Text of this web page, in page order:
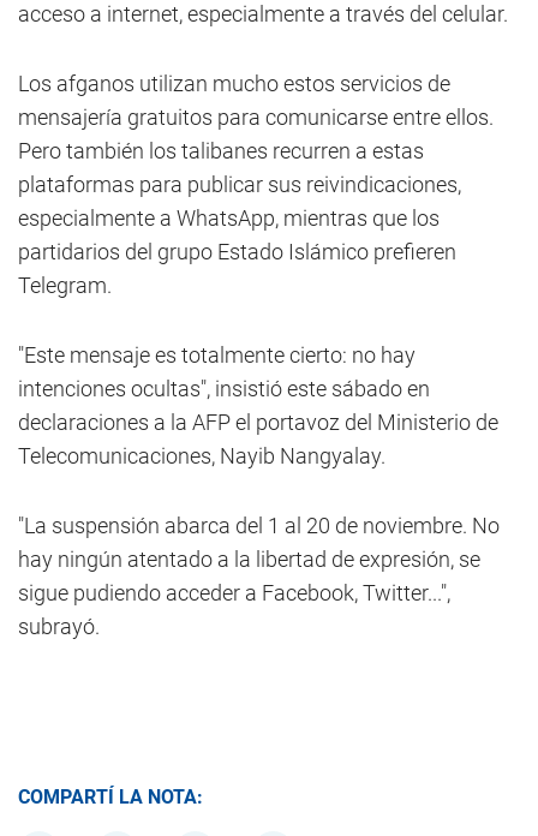
acceso a internet, especialmente a través del celular.
Los afganos utilizan mucho estos servicios de
mensajería gratuitos para comunicarse entre ellos.
Pero también los talibanes recurren a estas
plataformas para publicar sus reivindicaciones,
especialmente a WhatsApp, mientras que los
partidarios del grupo Estado Islámico prefieren
Telegram.
"Este mensaje es totalmente cierto: no hay
intenciones ocultas", insistió este sábado en
declaraciones a la AFP el portavoz del Ministerio de
Telecomunicaciones, Nayib Nangyalay.
"La suspensión abarca del 1 al 20 de noviembre. No
hay ningún atentado a la libertad de expresión, se
sigue pudiendo acceder a Facebook, Twitter...",
subrayó.
COMPARTÍ LA NOTA: